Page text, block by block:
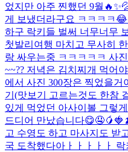
었지만 아주 찐했던 9월
게 보냈더라구요 ㅋㅋㅋㅋ
하구 락키들 벌써 너무너무
첫발리여행 마치고 무사히
랑 싸우는중 ㅋㅋㅋㅋㅋ 사
~~?? 저녁은 김치찌개 먹어
에서 사진 300장은 찍었을
기(맛보기 고르는것도 한참
있게 먹었던 아사이볼 그렇
드디어 만났습니다
고 수영도 하고 마사지도 받
국 도착했다아ㅏㅏㅏㅏㅏ